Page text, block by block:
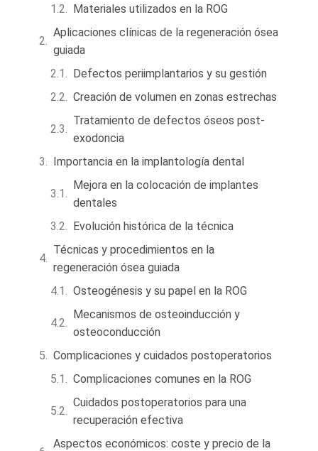
Materiales utilizados en la ROG
Aplicaciones clínicas de la regeneración ósea
guiada
Defectos periimplantarios y su gestión
Creación de volumen en zonas estrechas
Tratamiento de defectos óseos post-
exodoncia
Importancia en la implantología dental
Mejora en la colocación de implantes
dentales
Evolución histórica de la técnica
Técnicas y procedimientos en la
regeneración ósea guiada
Osteogénesis y su papel en la ROG
Mecanismos de osteoinducción y
osteoconducción
Complicaciones y cuidados postoperatorios
Complicaciones comunes en la ROG
Cuidados postoperatorios para una
recuperación efectiva
Aspectos económicos: coste y precio de la